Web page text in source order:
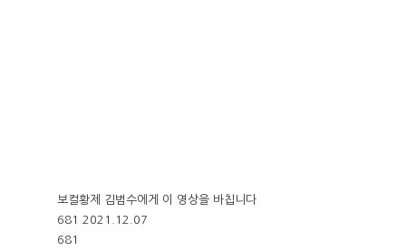
보컬황제 김범수에게 이 영상을 바칩니다
681
2021.12.07
681